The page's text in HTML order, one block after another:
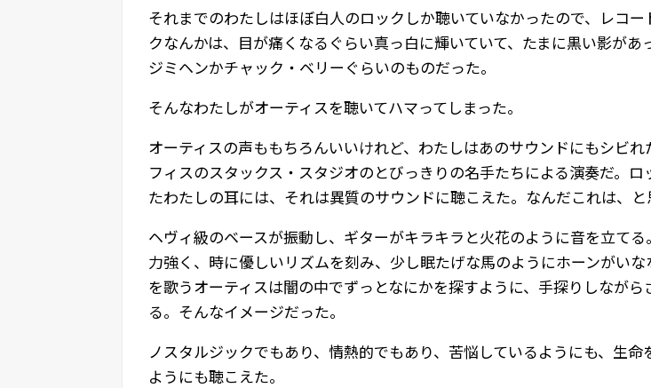
それまでのわたしはほぼ白人のロックしか聴いていなかったので、レコー
クなんかは、目が痛くなるぐらい真っ白に輝いていて、たまに黒い影があ
ジミヘンかチャック・ベリーぐらいのものだった。
そんなわたしがオーティスを聴いてハマってしまった。
オーティスの声ももちろんいいけれど、わたしはあのサウンドにもシビれ
フィスのスタックス・スタジオのとびっきりの名手たちによる演奏だ。ロ
たわたしの耳には、それは異質のサウンドに聴こえた。なんだこれは、と
ヘヴィ級のベースが振動し、ギターがキラキラと火花のように音を立てる
力強く、時に優しいリズムを刻み、少し眠たげな馬のようにホーンがいな
を歌うオーティスは闇の中でずっとなにかを探すように、手探りしながら
る。そんなイメージだった。
ノスタルジックでもあり、情熱的でもあり、苦悩しているようにも、生命
ようにも聴こえた。